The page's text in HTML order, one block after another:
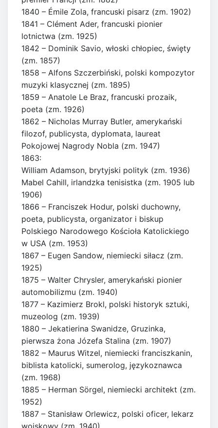
1840 – Émile Zola, francuski pisarz (zm. 1902)
1841 – Clément Ader, francuski pionier
lotnictwa (zm. 1925)
1842 – Dominik Savio, włoski chłopiec, święty
(zm. 1857)
1858 – Alfons Szczerbiński, polski kompozytor
muzyki klasycznej (zm. 1895)
1859 – Anatole Le Braz, francuski prozaik,
poeta (zm. 1926)
1862 – Nicholas Murray Butler, amerykański
filozof, publicysta, dyplomata, laureat
Pokojowej Nagrody Nobla (zm. 1947)
1863:
William Adamson, brytyjski polityk (zm. 1936)
Mabel Cahill, irlandzka tenisistka (zm. 1905 lub
1906)
1866 – Franciszek Hodur, polski duchowny,
poeta, publicysta, organizator i biskup
Polskiego Narodowego Kościoła Katolickiego
w USA (zm. 1953)
1867 – Eugen Sandow, niemiecki siłacz (zm.
1925)
1875 – Walter Chrysler, amerykański pionier
automobilizmu (zm. 1940)
1877 – Kazimierz Brokl, polski historyk sztuki,
muzeolog (zm. 1939)
1880 – Jekatierina Swanidze, Gruzinka,
pierwsza żona Józefa Stalina (zm. 1907)
1882 – Maurus Witzel, niemiecki franciszkanin,
biblista katolicki, sumerolog, językoznawca
(zm. 1968)
1885 – Herman Sörgel, niemiecki architekt (zm.
1952)
1887 – Stanisław Orlewicz, polski oficer, lekarz